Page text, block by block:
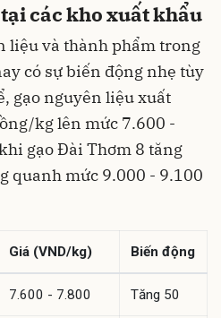
các kho xuất khẩu
liệu và thành phẩm trong
có sự biến động nhẹ tùy
gạo nguyên liệu xuất
kg lên mức 7.600 -
gạo Đài Thơm 8 tăng
quanh mức 9.000 - 9.100
Giá (VND/kg) Biến động
7.600 - 7.800 Tăng 50